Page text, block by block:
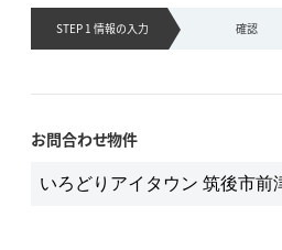
STEP 1 情報の入力 確認
お問合わせ物件